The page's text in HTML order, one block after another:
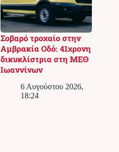
Σοβαρό τροχαίο στην
Αμβρακία Οδό: 41χρονη
δικυκλίστρια στη ΜΕΘ
Ιωαννίνων
6 Αυγούστου 2026,
18:24